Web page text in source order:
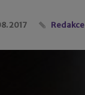
2017 Redakce